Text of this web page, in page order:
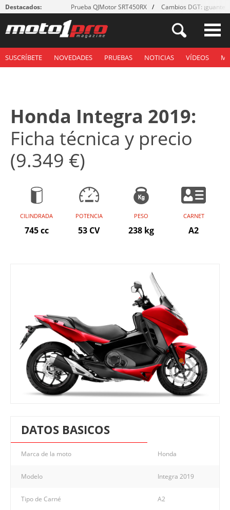
Destacados: Prueba QJMotor SRT450RX Cambios DGT: ¡guantes!
SUSCRÍBETE NOVEDADES PRUEBAS NOTICIAS VÍDEOS
Honda Integra 2019:
Ficha técnica y precio
(9.349 €)
CILINDRADA
745 cc
POTENCIA
53 CV
PESO
238 kg
CARNET
A2
DATOS BASICOS
Marca de la moto Honda
Modelo Integra 2019
Tipo de Carné A2